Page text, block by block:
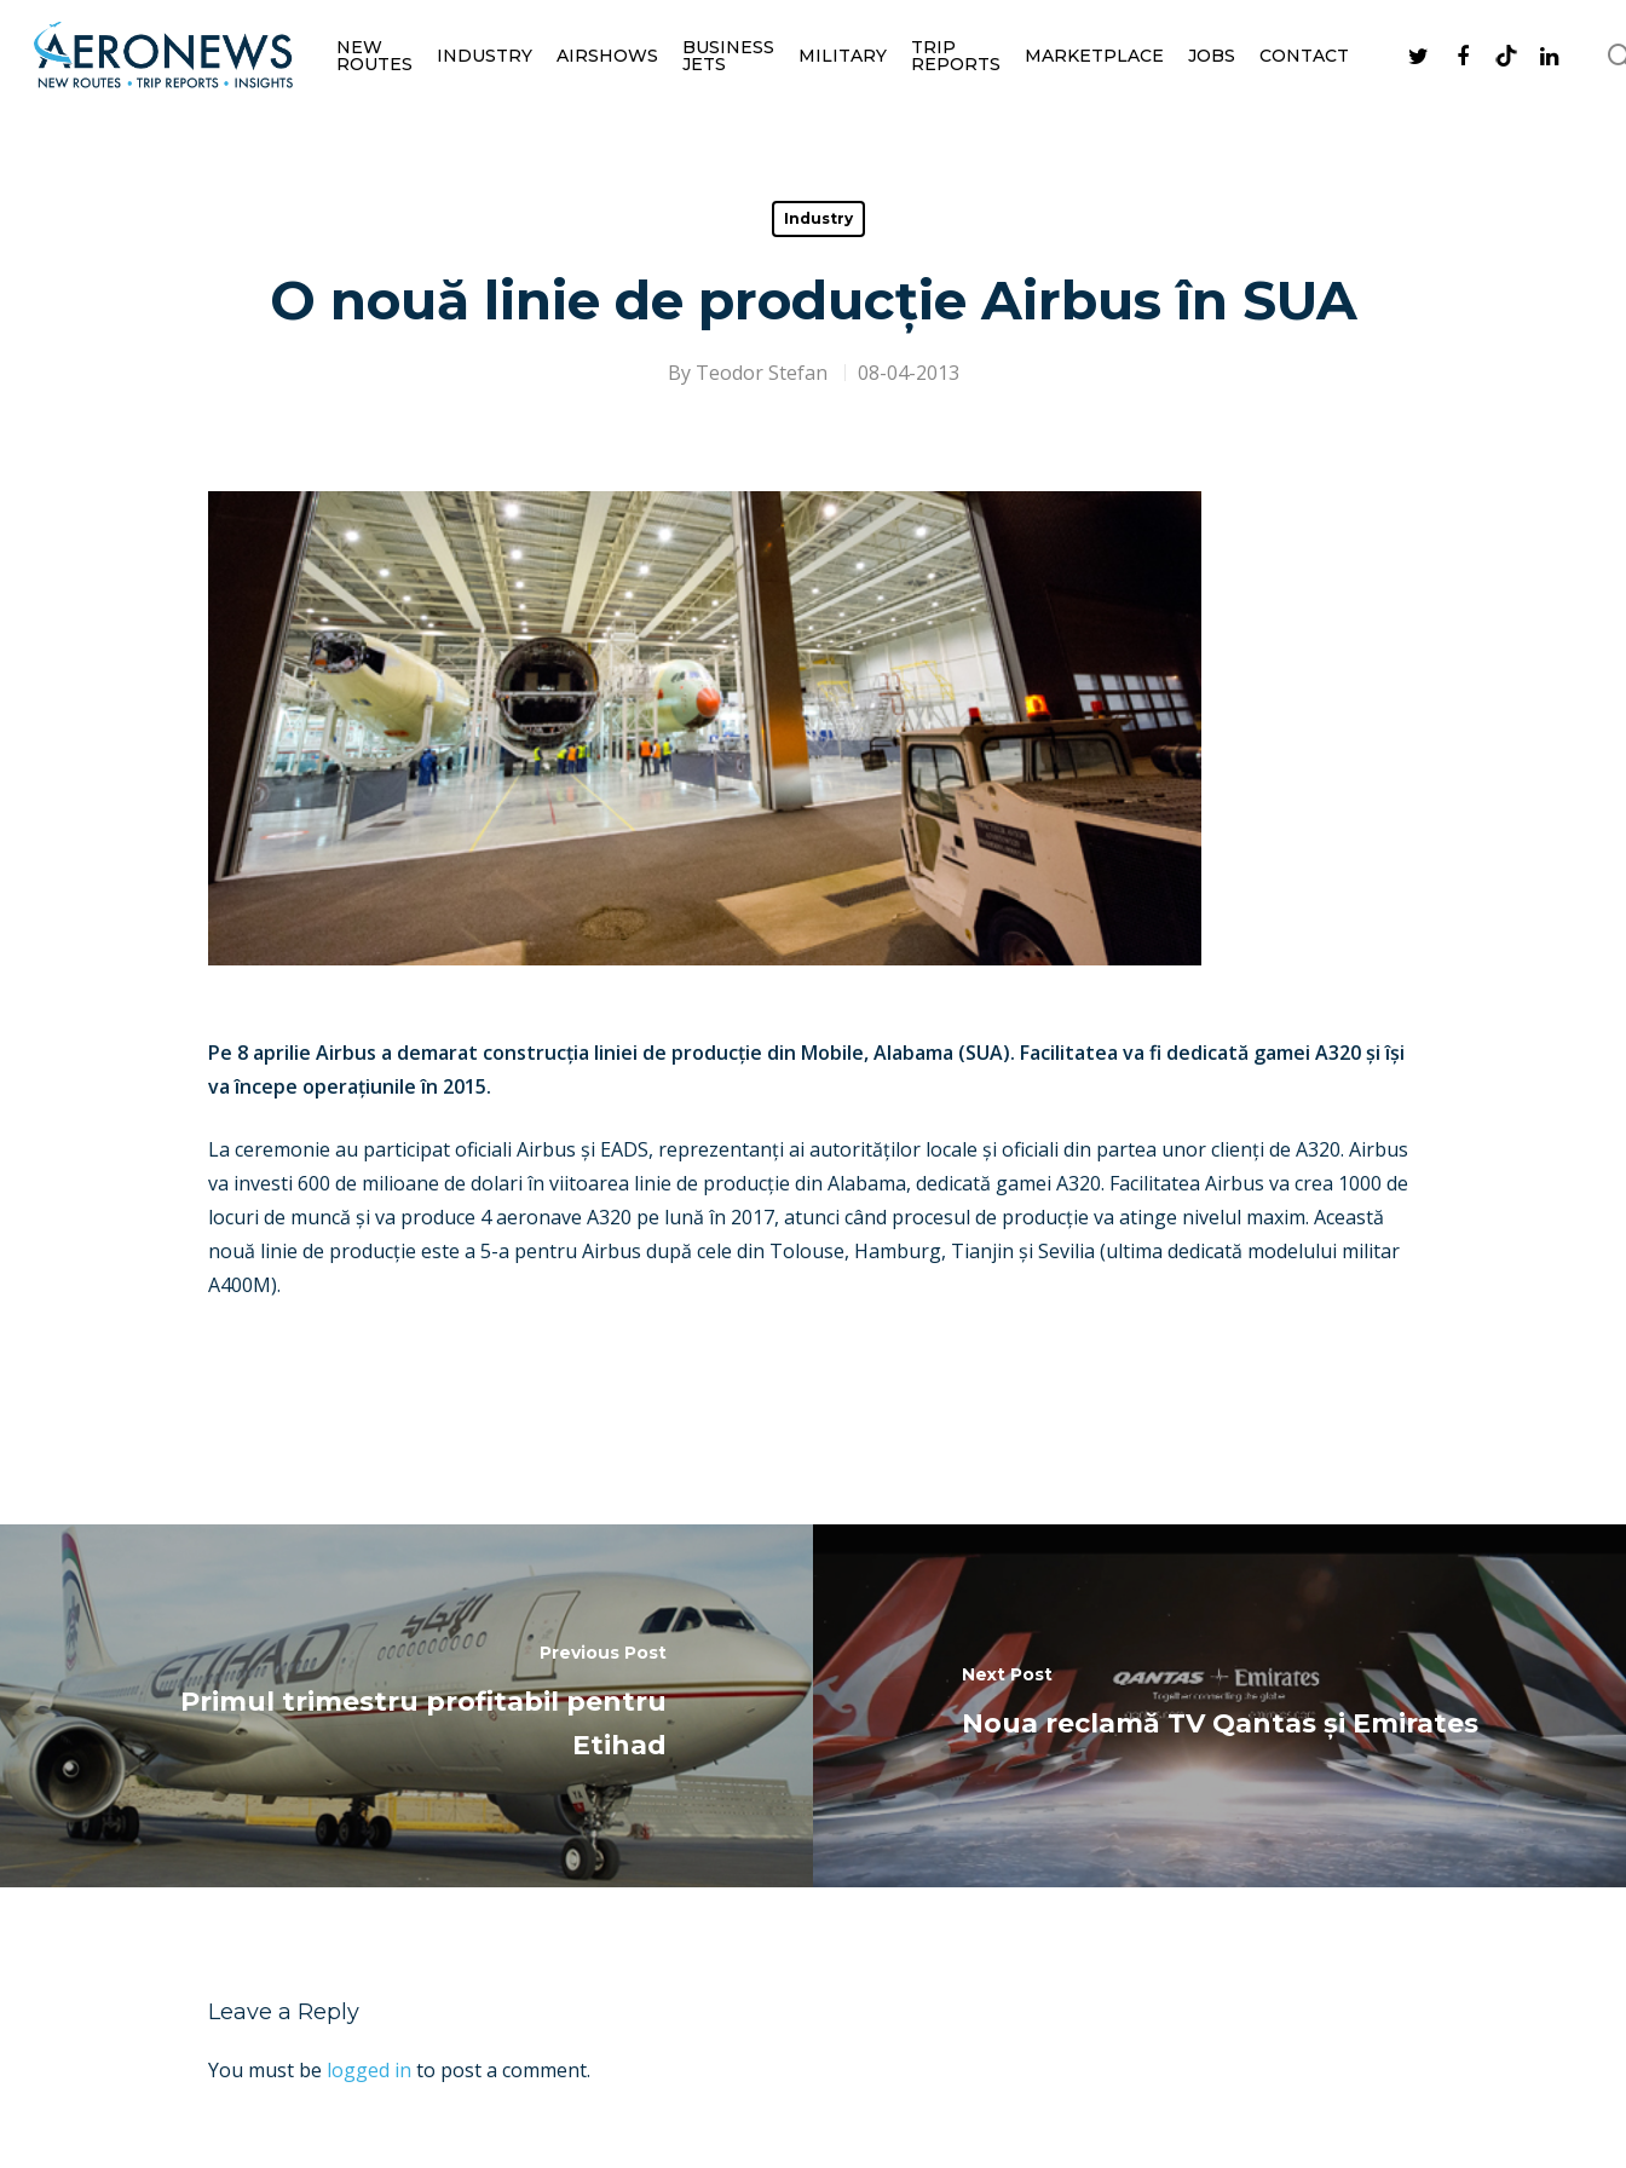
NEW
ROUTES INDUSTRY AIRSHOWS BUSINESS
JETS MILITARY TRIP
REPORTS MARKETPLACE JOBS CONTACT
Industry
O nouă linie de producție Airbus în SUA
By Teodor Stefan 08-04-2013
Pe 8 aprilie Airbus a demarat construcția liniei de producție din Mobile, Alabama (SUA). Facilitatea va fi dedicată gamei A320 și își
va începe operațiunile în 2015.
La ceremonie au participat oficiali Airbus și EADS, reprezentanți ai autorităților locale și oficiali din partea unor clienți de A320. Airbus
va investi 600 de milioane de dolari în viitoarea linie de producție din Alabama, dedicată gamei A320. Facilitatea Airbus va crea 1000 de
locuri de muncă și va produce 4 aeronave A320 pe lună în 2017, atunci când procesul de producție va atinge nivelul maxim. Această
nouă linie de producție este a 5-a pentru Airbus după cele din Tolouse, Hamburg, Tianjin și Sevilia (ultima dedicată modelului militar
A400M).
Previous Post
Primul trimestru profitabil pentru
Etihad
Next Post
Noua reclamă TV Qantas și Emirates
Leave a Reply
You must be logged in to post a comment.